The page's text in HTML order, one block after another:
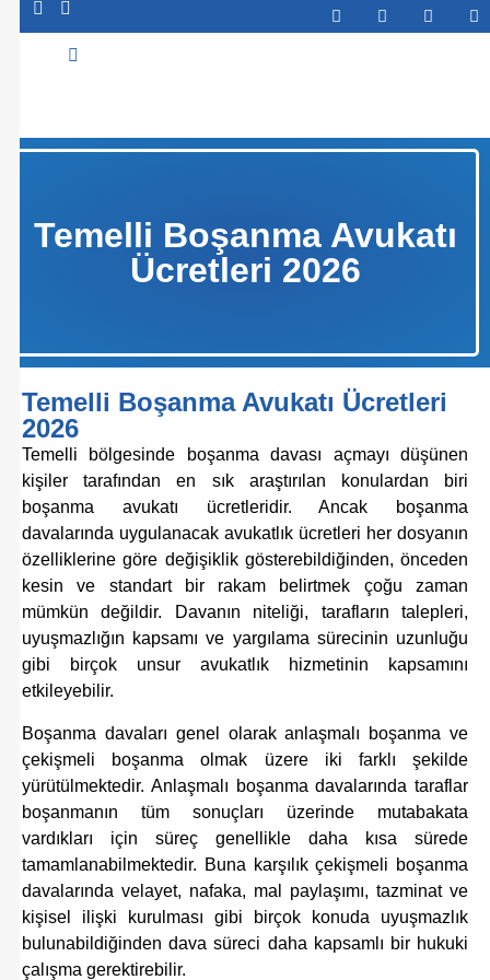
Temelli Boşanma Avukatı
Ücretleri 2026
Temelli Boşanma Avukatı Ücretleri
2026
Temelli bölgesinde boşanma davası açmayı düşünen
kişiler tarafından en sık araştırılan konulardan biri
boşanma avukatı ücretleridir. Ancak boşanma
davalarında uygulanacak avukatlık ücretleri her dosyanın
özelliklerine göre değişiklik gösterebildiğinden, önceden
kesin ve standart bir rakam belirtmek çoğu zaman
mümkün değildir. Davanın niteliği, tarafların talepleri,
uyuşmazlığın kapsamı ve yargılama sürecinin uzunluğu
gibi birçok unsur avukatlık hizmetinin kapsamını
etkileyebilir.
Boşanma davaları genel olarak anlaşmalı boşanma ve
çekişmeli boşanma olmak üzere iki farklı şekilde
yürütülmektedir. Anlaşmalı boşanma davalarında taraflar
boşanmanın tüm sonuçları üzerinde mutabakata
vardıkları için süreç genellikle daha kısa sürede
tamamlanabilmektedir. Buna karşılık çekişmeli boşanma
davalarında velayet, nafaka, mal paylaşımı, tazminat ve
kişisel ilişki kurulması gibi birçok konuda uyuşmazlık
bulunabildiğinden dava süreci daha kapsamlı bir hukuki
çalışma gerektirebilir.